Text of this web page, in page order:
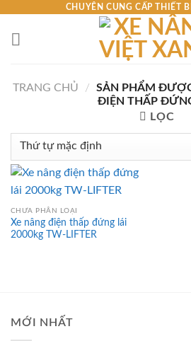
content
CHUYÊN CUNG CẤP THIẾT
TRANG CHỦ /
SẢN PHẨM
ĐIỆN THẤP
LỌC
CHƯA PHÂN LOẠI
Xe nâng điện thấp đứng lái
2000kg TW-LIFTER
MỚI NHẤT